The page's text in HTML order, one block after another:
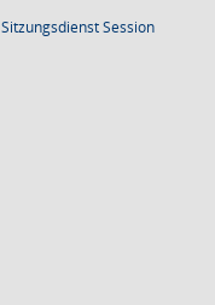
SitzungsdienstSession(Wird in